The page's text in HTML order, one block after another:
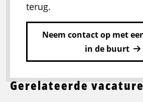
terug.
Neem contact op met
in de buurt
Gerelateerde